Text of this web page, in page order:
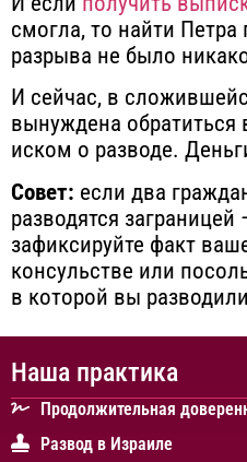
смогла, то найти Петра
разрыва не было
И сейчас, в
вынуждена обратиться
иском о разводе.
Совет: если два
разводятся заграницей
зафиксируйте факт
консульстве или
в которой вы
Наша практика
Продолжительная
Развод в Израиле